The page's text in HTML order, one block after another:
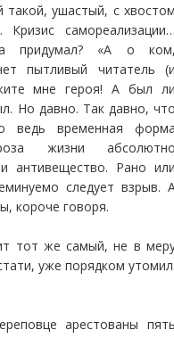
такой, ушастый, с
придумал? «А о
пытливый читатель
мне героя! А был
Но давно. Так давно,
ведь временная
жизни
антивещество. Рано
следует взрыв.
короче говоря.
тот же самый, не в
уже порядком
арестованы